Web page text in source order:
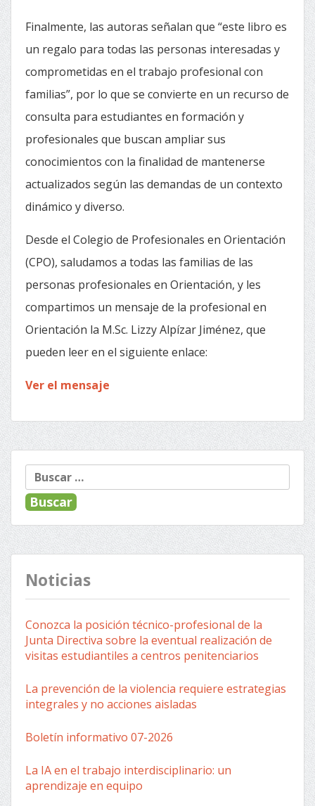
Finalmente, las autoras señalan que “este libro es
un regalo para todas las personas interesadas y
comprometidas en el trabajo profesional con
familias”, por lo que se convierte en un recurso de
consulta para estudiantes en formación y
profesionales que buscan ampliar sus
conocimientos con la finalidad de mantenerse
actualizados según las demandas de un contexto
dinámico y diverso.
Desde el Colegio de Profesionales en Orientación
(CPO), saludamos a todas las familias de las
personas profesionales en Orientación, y les
compartimos un mensaje de la profesional en
Orientación la M.Sc. Lizzy Alpízar Jiménez, que
pueden leer en el siguiente enlace:
Ver el mensaje
Buscar:
Noticias
Conozca la posición técnico-profesional de la
Junta Directiva sobre la eventual realización de
visitas estudiantiles a centros penitenciarios
La prevención de la violencia requiere estrategias
integrales y no acciones aisladas
Boletín informativo 07-2026
La IA en el trabajo interdisciplinario: un
aprendizaje en equipo